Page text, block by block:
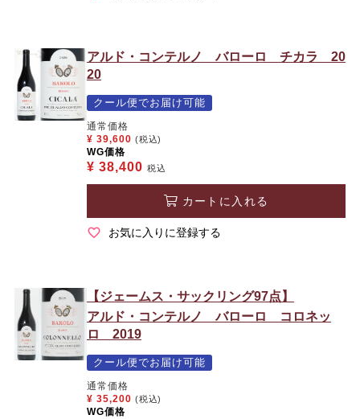
アルド・コンテルノ バローロ チカラ 20
20
クール便でお届け可能
通常価格
¥ 39,600 (税込)
WG価格
¥ 38,400 税込
カートに入れる
お気に入りに登録する
【ジェームス・サックリング97点】
アルド・コンテルノ バローロ コロネッ
ロ 2019
クール便でお届け可能
通常価格
¥ 35,200 (税込)
WG価格